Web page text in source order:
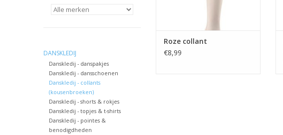
DANSKLEDIJ
Danskledij - danspakjes
Danskledij - dansschoenen
Danskledij - collants
(kousenbroeken)
Danskledij - shorts & rokjes
Danskledij - topjes & t-shirts
Danskledij - pointes &
benodigdheden
Roze collant
€8,99